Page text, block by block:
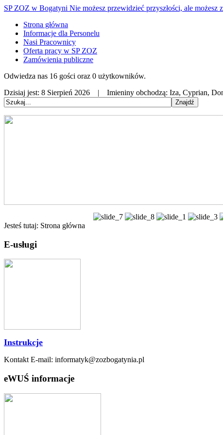
SP ZOZ w Bogatyni Nie możesz przewidzieć przyszłości, ale możesz
Strona główna
Informacje dla Personelu
Nasi Pracownicy
Oferta pracy w SP ZOZ
Zamówienia publiczne
Odwiedza nas 16 gości oraz 0 użytkowników.
Dzisiaj jest: 8 Sierpień 2026 | Imieniny obchodzą: Iza, Cyprian,
Jesteś tutaj: Strona główna
E-usługi
Instrukcje
Kontakt E-mail: informatyk@zozbogatynia.pl
eWUŚ informacje